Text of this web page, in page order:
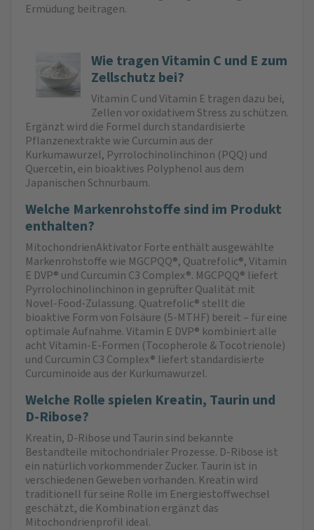
Ermüdung beitragen.
Wie tragen Vitamin C und E zum
Zellschutz bei?
Vitamin C und Vitamin E tragen dazu bei,
Zellen vor oxidativem Stress zu schützen.
Ergänzt wird die Formel durch standardisierte
Pflanzenextrakte wie Curcumin aus der
Kurkumawurzel, Pyrrolochinolinchinon (PQQ) und
Quercetin, ein bioaktives Polyphenol aus dem
Japanischen Schnurbaum.
Welche Markenrohstoffe sind im Produkt
enthalten?
MitochondrienAktivator Forte enthält ausgewählte
Markenrohstoffe wie MGCPQQ®, Quatrefolic®, Vitamin
E DVP® und Curcumin C3 Complex®. MGCPQQ® liefert
Pyrrolochinolinchinon in geprüfter Qualität mit
Novel-Food-Zulassung. Quatrefolic® stellt die
bioaktive Form von Folsäure (5-MTHF) bereit – für eine
optimale Aufnahme. Vitamin E DVP® kombiniert alle
acht Vitamin-E-Formen (Tocopherole & Tocotrienole)
und Curcumin C3 Complex® liefert standardisierte
Curcuminoide aus der Kurkumawurzel.
Welche Rolle spielen Kreatin, Taurin und
D-Ribose?
Kreatin, D-Ribose und Taurin sind bekannte
Bestandteile mitochondrialer Prozesse. D-Ribose ist
ein natürlich vorkommender Zucker. Taurin ist in
verschiedenen Geweben vorhanden. Kreatin wird
traditionell für seine Rolle im Energiestoffwechsel
geschätzt, die Kombination ergänzt das
Mitochondrienprofil ideal.